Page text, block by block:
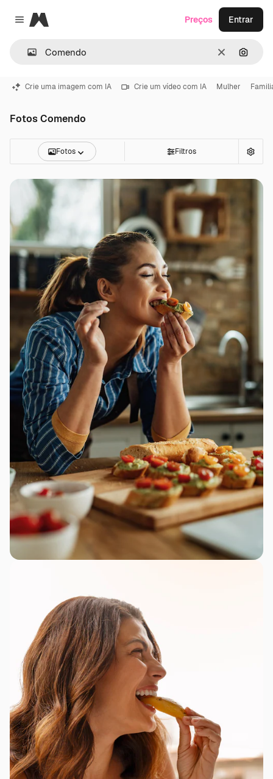
Close menu
Magnific
Limpar
Preços Entrar
Crie uma imagem com IA Crie um vídeo com IA Mulher
Fotos Comendo
Fotos Filtros